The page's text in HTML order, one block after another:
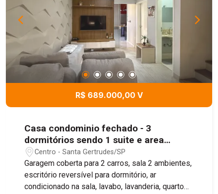
R$ 689.000,00 V
Casa condominio fechado - 3
dormitórios sendo 1 suite e area
gourmet- Santa Gertrudes - SP
Centro - Santa Gertrudes/SP
Garagem coberta para 2 carros, sala 2 ambientes,
escritório reversível para dormitório, ar
condicionado na sala, lavabo, lavanderia, quarto